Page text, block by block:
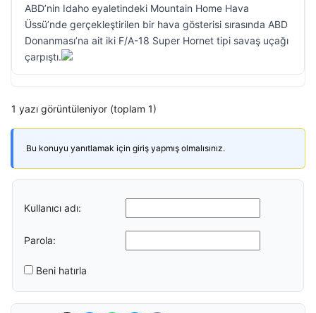
ABD’nin Idaho eyaletindeki Mountain Home Hava
Üssü’nde gerçekleştirilen bir hava gösterisi sırasında ABD
Donanması’na ait iki F/A-18 Super Hornet tipi savaş uçağı
çarpıştı.
1 yazı görüntüleniyor (toplam 1)
Bu konuyu yanıtlamak için giriş yapmış olmalısınız.
Kullanıcı adı:
Parola:
Beni hatırla